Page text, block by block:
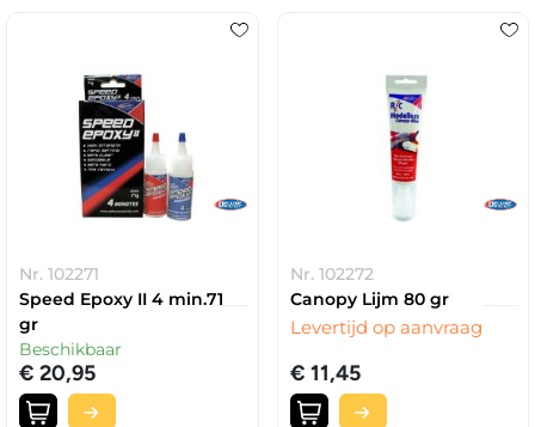
Nr. 102271
Speed Epoxy II 4 min.71
gr
Beschikbaar
€ 20,95
Nr. 102272
Canopy Lijm 80 gr
Levertijd op aanvraag
€ 11,45